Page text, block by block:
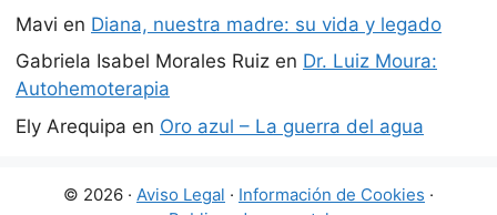
Mavi en Diana, nuestra madre: su vida y legado
Gabriela Isabel Morales Ruiz en Dr. Luiz Moura:
Autohemoterapia
Ely Arequipa en Oro azul – La guerra del agua
© 2026 · Aviso Legal · Información de Cookies ·